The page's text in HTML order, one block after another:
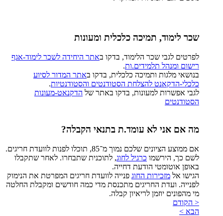
שכר לימוד, תמיכה כלכלית ומעונות
לפרטים לגבי שכר הלימוד, בדקו באתר היחידה לשכר לימוד-אגף
רישום ומנהל תלמידים.ות.
בנושאי מלגות ותמיכה כלכלית, בדקו באתר המדור לסיוע
כלכלי-הדקאנט להצלחת הסטודנטים והסטודנטיות.
לגבי אפשרות למעונות, בדקו באתר של הדקנאט-מעונות
הסטודנטים
מה אם אני לא עומד.ת בתנאי הקבלה?
אם ממוצע הציונים שלכם נמוך מ־85, תוכלו לפנות לוועדת חריגים.
לשם כך, הירשמו כרגיל לחוג, לתוכנית שתבחרו. לאחר שתקבלו
באופן אוטומטי הודעת דחייה.
הגישו אל מזכירות החוג פנייה לוועדת חריגים המפרטת את הנימוק
לפנייה. ועדת החריגים מתכנסת מדי כמה חודשים ומקבלת החלטה
מי מהפונים יוזמן לריאיון קבלה.
< הקודם
הבא >